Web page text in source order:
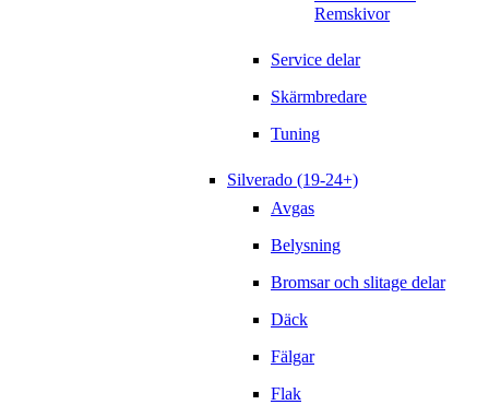
Remskivor
Service delar
Skärmbredare
Tuning
Silverado (19-24+)
Avgas
Belysning
Bromsar och slitage delar
Däck
Fälgar
Flak